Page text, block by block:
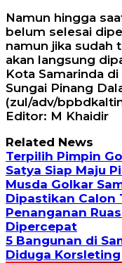
Namun hingga
belum selesai
namun jika sudah
akan langsung
Kota Samarinda
Sungai Pinang
(zul/adv/
Editor: M Khaidir
Related News
Terpilih Pimpin
Satya Siap Maju
Musda Golkar
Dipastikan Calon
Penanganan
Dipercepat
5 Bangunan di
Diduga Korsleting